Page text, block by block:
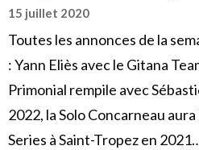
15 juillet 2020
Toutes les annonces de la
: Yann Eliès avec le Gitana
Primonial rempile avec
2022, la Solo Concarneau
Series à Saint-Tropez en